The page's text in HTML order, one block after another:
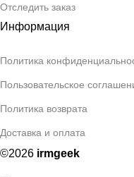
Отследить заказ
Информация
Политика
Пользовательское
Политика возврата
Доставка и оплата
©2026 irmgeek